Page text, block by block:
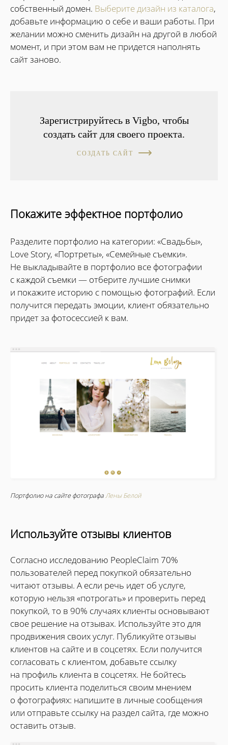
собственный домен. Выберите дизайн из каталога,
добавьте информацию о себе и ваши работы. При
желании можно сменить дизайн на другой в любой
момент, и при этом вам не придется наполнять
сайт заново.
Зарегистрируйтесь в Vigbo, чтобы
создать сайт для своего проекта.
СОЗДАТЬ САЙТ
Покажите эффектное портфолио
Разделите портфолио на категории: «Свадьбы»,
Love Story, «Портреты», «Семейные съемки».
Не выкладывайте в портфолио все фотографии
с каждой съемки — отберите лучшие снимки
и покажите историю с помощью фотографий. Если
получится передать эмоции, клиент обязательно
придет за фотосессией к вам.
Портфолио на сайте фотографаЛены Белой
Используйте отзывы клиентов
Согласно исследованию PeopleClaim 70%
пользователей перед покупкой обязательно
читают отзывы. А если речь идет об услуге,
которую нельзя «потрогать» и проверить перед
покупкой, то в 90% случаях клиенты основывают
свое решение на отзывах. Используйте это для
продвижения своих услуг. Публикуйте отзывы
клиентов на сайте и в соцсетях. Если получится
согласовать с клиентом, добавьте ссылку
на профиль клиента в соцсетях. Не бойтесь
просить клиента поделиться своим мнением
о фотографиях: напишите в личные сообщения
или отправьте ссылку на раздел сайта, где можно
оставить отзыв.